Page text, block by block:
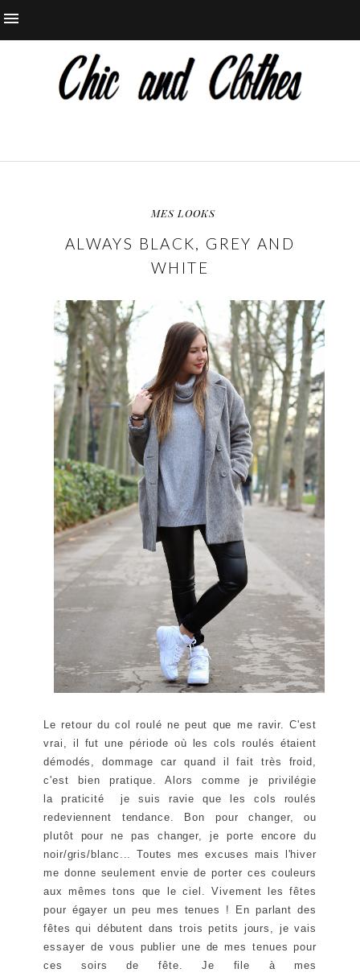
MES LOOKS
ALWAYS BLACK, GREY AND
WHITE
Le retour du col roulé ne peut que me ravir. C'est
vrai, il fut une période où les cols roulés étaient
démodés, dommage car quand il fait très froid,
c'est bien pratique. Alors comme je privilégie
la praticité je suis ravie que les cols roulés
redeviennent tendance. Bon pour changer, ou
plutôt pour ne pas changer, je porte encore du
noir/gris/blanc... Toutes mes excuses mais l'hiver
me donne seulement envie de porter ces couleurs
aux mêmes tons que le ciel. Vivement les fêtes
pour égayer un peu mes tenues ! En parlant des
fêtes qui débutent dans trois petits jours, je vais
essayer de vous publier une de mes tenues pour
ces soirs de fête. Je file à mes